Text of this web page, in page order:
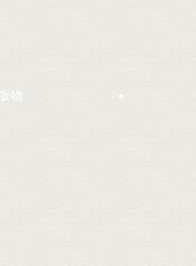
物